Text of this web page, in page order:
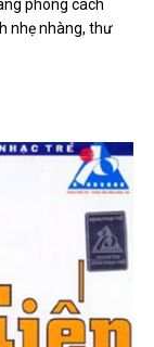
phong cách
nhẹ nhàng, thư